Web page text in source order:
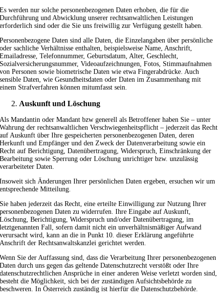
Es werden nur solche personenbezogenen Daten erhoben, die für die
Durchführung und Abwicklung unserer rechtsanwaltlichen Leistungen
erforderlich sind oder die Sie uns freiwillig zur Verfügung gestellt haben.
Personenbezogene Daten sind alle Daten, die Einzelangaben über persönliche
oder sachliche Verhältnisse enthalten, beispielsweise Name, Anschrift,
Emailadresse, Telefonnummer, Geburtsdatum, Alter, Geschlecht,
Sozialversicherungsnummer, Videoaufzeichnungen, Fotos, Stimmaufnahmen
von Personen sowie biometrische Daten wie etwa Fingerabdrücke. Auch
sensible Daten, wie Gesundheitsdaten oder Daten im Zusammenhang mit
einem Strafverfahren können mitumfasst sein.
Auskunft und Löschung
Als Mandantin oder Mandant bzw generell als Betroffener haben Sie – unter
Wahrung der rechtsanwaltlichen Verschwiegenheitspflicht – jederzeit das Recht
auf Auskunft über Ihre gespeicherten personenbezogenen Daten, deren
Herkunft und Empfänger und den Zweck der Datenverarbeitung sowie ein
Recht auf Berichtigung, Datenübertragung, Widerspruch, Einschränkung der
Bearbeitung sowie Sperrung oder Löschung unrichtiger bzw. unzulässig
verarbeiteter Daten.
Insoweit sich Änderungen Ihrer persönlichen Daten ergeben, ersuchen wir um
entsprechende Mitteilung.
Sie haben jederzeit das Recht, eine erteilte Einwilligung zur Nutzung Ihrer
personenbezogenen Daten zu widerrufen. Ihre Eingabe auf Auskunft,
Löschung, Berichtigung, Widerspruch und/oder Datenübertragung, im
letztgenannten Fall, sofern damit nicht ein unverhältnismäßiger Aufwand
verursacht wird, kann an die in Punkt 10. dieser Erklärung angeführte
Anschrift der Rechtsanwaltskanzlei gerichtet werden.
Wenn Sie der Auffassung sind, dass die Verarbeitung Ihrer personenbezogenen
Daten durch uns gegen das geltende Datenschutzrecht verstößt oder Ihre
datenschutzrechtlichen Ansprüche in einer anderen Weise verletzt worden sind,
besteht die Möglichkeit, sich bei der zuständigen Aufsichtsbehörde zu
beschweren. In Österreich zuständig ist hierfür die Datenschutzbehörde.